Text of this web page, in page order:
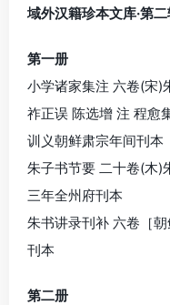
域外汉籍珍本文库·第二
第一册
小学诸家集注 六卷(宋)
祚正误 陈选增 注 程愈
训义朝鲜肃宗年间刊本
朱子书节要 二十卷(木)
三年全州府刊本
朱书讲录刊补 六卷［
刊本
第二册